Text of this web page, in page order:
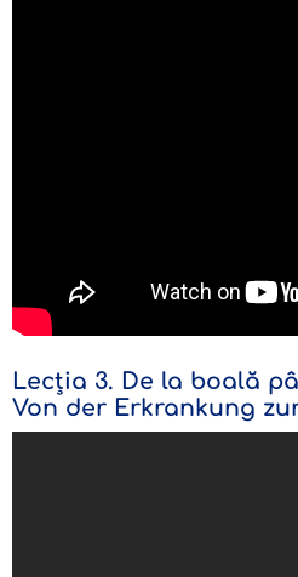
Lecția 3. De la boală
Von der Erkrankung